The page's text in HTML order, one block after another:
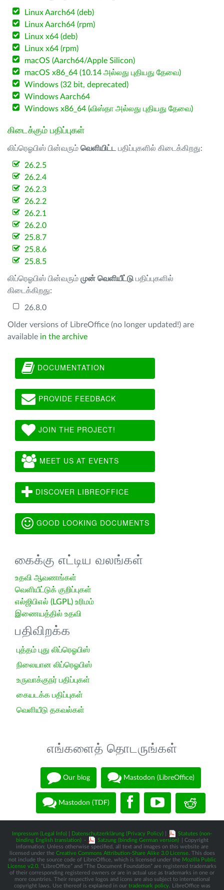
Linux Aarch64 (deb)
Linux Aarch64 (rpm)
Linux x64 (deb)
Linux x64 (rpm)
macOS (Aarch64/Apple Silicon)
macOS x86_64 (10.14 அல்லது புதியது தேவை)
Windows (32 bit, deprecated)
Windows Aarch64
Windows x86_64 (விஸ்தா அல்லது புதியது தேவை)
கிடைக்கும் பதிப்புகள்
லிப்ரெஓபிஸ் பின்வரும் வெளியிட்ட பதிப்புகளில் கிடைக்கிறது:
26.2.5
26.2.4
26.2.3
26.2.2
26.2.1
26.2.0
25.8.7
25.8.6
25.8.5
லிப்ரெஓபிஸ் பின்வரும் முன் வெளியீட்டு பதிப்புகளில்
கிடைக்கிறது:
26.8.0
Older versions of LibreOffice (no longer updated!) are
available in the archive
DOCUMENTATION
PROVIDE FEEDBACK
JOIN THE PROJECT!
MEET US AT EVENTS
DISCOVER LIBREOFFICE
GOOD LOOKING DOCUMENTS
கைக்கு எட்டிய வலங்கள்
உதவி ஆவணங்கள்
வெளியீட்டுக் குறிப்புகள்
எல்ஜிபிஎல் (LGPL) உரிமம்
இணையத்தில் உதவி
பதிவிறக்க
புத்தம் புது லிப்ரெஓபிஸ்
நிலையான லிப்ரெஓபிஸ்
உருவாக்குநர் பதிப்புகள்
கையடக்க பதிப்புகள்
வெளியீடு தகவல்கள்
எங்களைத் தொடருங்கள்
Our blog Mastodon (LibreOffice)
Mastodon (TDF)
Impressum (Legal Info) Datenschutzerklärung (Privacy Policy)
Statutes (non-
binding English translation) - Satzung (binding German version)
| Copyright
information: Unless otherwise specified, all text and images on this website are
licensed under the Creative Commons Attribution-Share Alike 3.0 License. This does
not include the source code of LibreOffice, which is licensed under the Mozilla Public
License v2.0 . “LibreOffice” and “The Document Foundation” are registered trademarks
of their corresponding registered owners or are in actual use as trademarks in one or
more countries. Their respective logos and icons are also subject to international
copyright laws. Use thereof is explained in our trademark policy. LibreOffice was